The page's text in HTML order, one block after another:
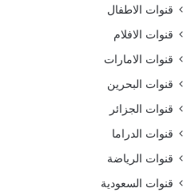
قنوات الاطفال
قنوات الافلام
قنوات الامارات
قنوات البحرين
قنوات الجزائر
قنوات الدراما
قنوات الرياضة
قنوات السعودية